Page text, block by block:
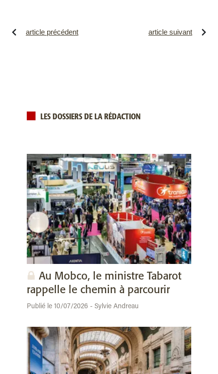
article précédent article suivant
LES DOSSIERS DE LA RÉDACTION
Au Mobco, le ministre Tabarot
rappelle le chemin à parcourir
Publié le 10/07/2026 - Sylvie Andreau